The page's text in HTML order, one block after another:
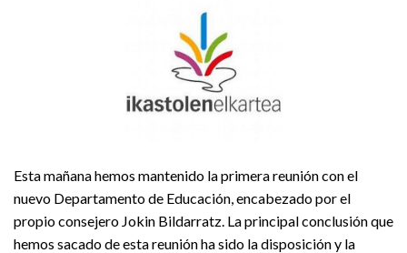
Esta mañana hemos mantenido la primera reunión con el
nuevo Departamento de Educación, encabezado por el
propio consejero Jokin Bildarratz. La principal conclusión que
hemos sacado de esta reunión ha sido la disposición y la